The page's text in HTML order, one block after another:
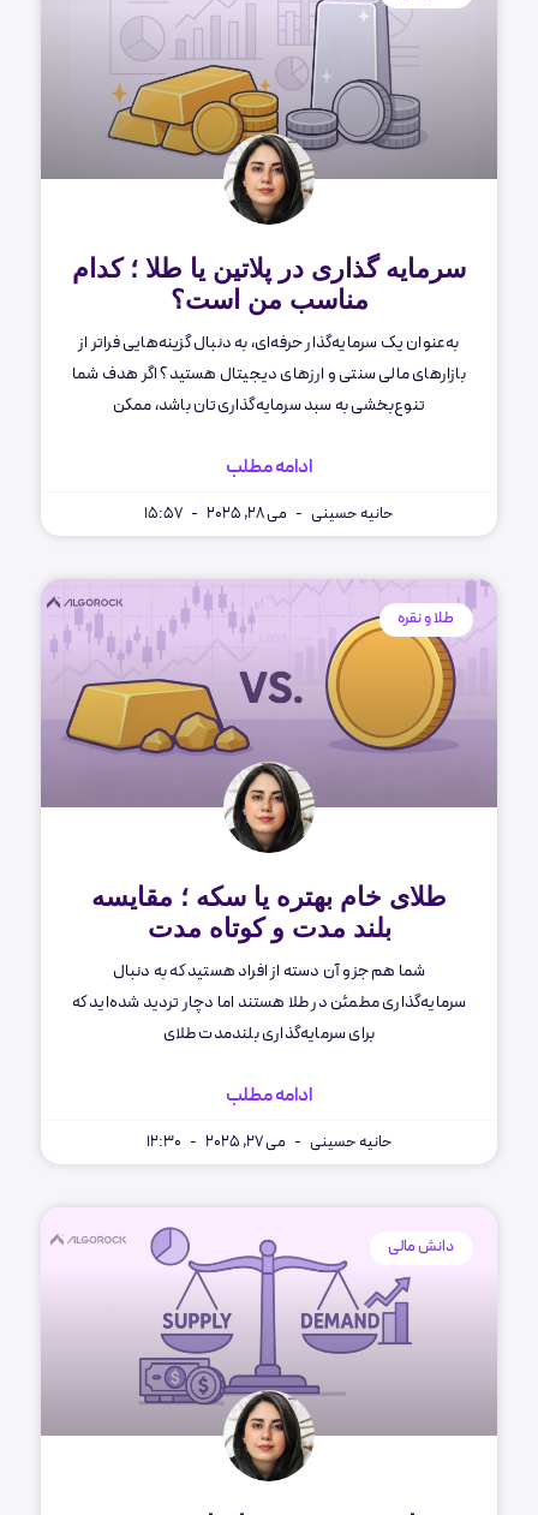
سرمایه گذاری در پلاتین یا طلا ؛ کدام
مناسب من است؟
به‌عنوان یک سرمایه‌گذار حرفه‌ای، به دنبال گزینه‌هایی فراتر از
بازارهای مالی سنتی و ارزهای دیجیتال هستید؟ اگر هدف شما
تنوع‌بخشی به سبد سرمایه‌گذاری‌تان باشد، ممکن
ادامه مطلب
حانیه حسینی می 28, 2025
طلا و نقره
طلای خام بهتره یا سکه ؛ مقایسه
بلند مدت و کوتاه مدت
شما هم جزو آن دسته از افراد هستید که به دنبال
سرمایه‌گذاری مطمئن در طلا هستند اما دچار تردید شده‌اید که
برای سرمایه‌گذاری بلندمدت طلای
ادامه مطلب
حانیه حسینی می 27, 2025
دانش مالی